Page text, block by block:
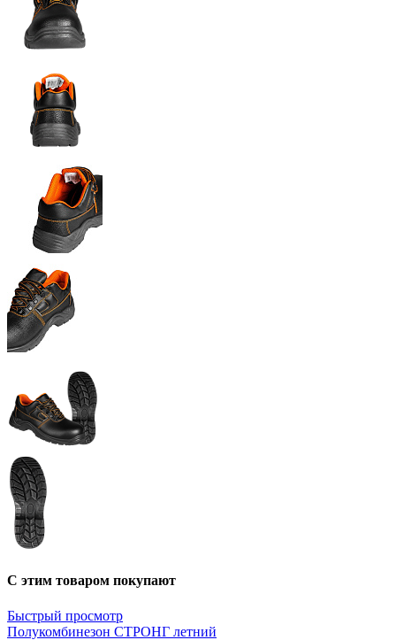
С этим товаром покупают
Быстрый просмотр
Полукомбинезон СТРОНГ летний